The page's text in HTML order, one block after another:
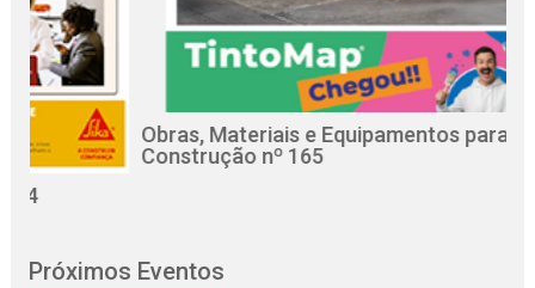
Obras, Materiais e Equipamentos para a
Construção nº 165
Próximos Eventos